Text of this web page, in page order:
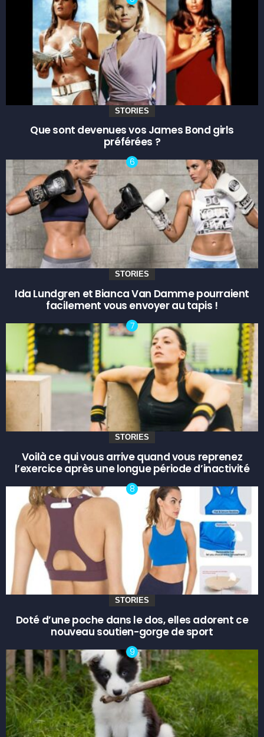
STORIES
Que sont devenues vos James Bond girls
préférées ?
STORIES
Ida Lundgren et Bianca Van Damme pourraient
facilement vous envoyer au tapis !
STORIES
Voilà ce qui vous arrive quand vous reprenez
l’exercice après une longue période d’inactivité
STORIES
Doté d’une poche dans le dos, elles adorent ce
nouveau soutien-gorge de sport